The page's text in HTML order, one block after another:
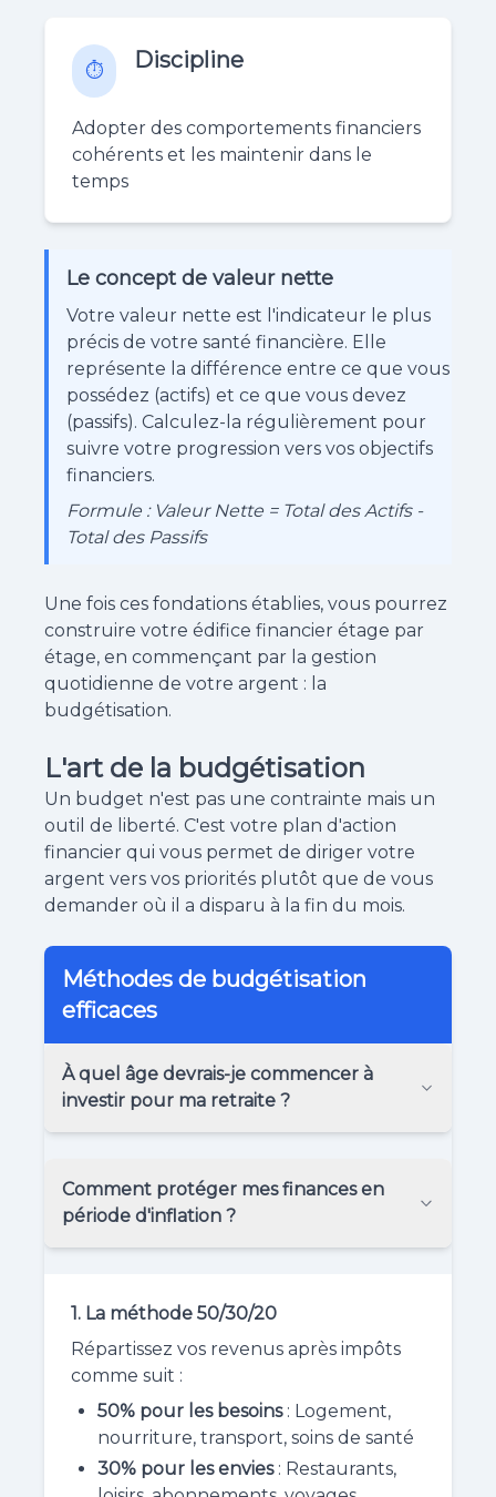
⏱️ Discipline
Adopter des comportements financiers
cohérents et les maintenir dans le
temps
Le concept de valeur nette
Votre valeur nette est l'indicateur le plus
précis de votre santé financière. Elle
représente la différence entre ce que vous
possédez (actifs) et ce que vous devez
(passifs). Calculez-la régulièrement pour
suivre votre progression vers vos objectifs
financiers.
Formule : Valeur Nette = Total des Actifs -
Total des Passifs
Une fois ces fondations établies, vous pourrez
construire votre édifice financier étage par
étage, en commençant par la gestion
quotidienne de votre argent : la
budgétisation.
L'art de la budgétisation
Un budget n'est pas une contrainte mais un
outil de liberté. C'est votre plan d'action
financier qui vous permet de diriger votre
argent vers vos priorités plutôt que de vous
demander où il a disparu à la fin du mois.
Méthodes de budgétisation
efficaces
À quel âge devrais-je commencer à
investir pour ma retraite ?
Comment protéger mes finances en
période d'inflation ?
1. La méthode 50/30/20
Répartissez vos revenus après impôts
comme suit :
50% pour les besoins: Logement,
nourriture, transport, soins de santé
30% pour les envies: Restaurants,